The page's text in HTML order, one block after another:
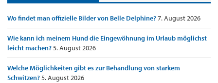
Wo findet man offizielle Bilder von Belle Delphine?7. August 2026
Wie kann ich meinem Hund die Eingewöhnung im Urlaub möglichst
leicht machen?5. August 2026
Welche Möglichkeiten gibt es zur Behandlung von starkem
Schwitzen?5. August 2026